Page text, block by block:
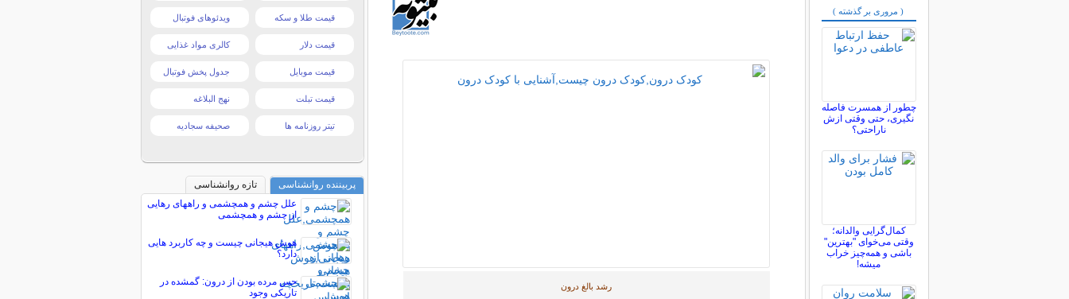
رشد بالغ درون
( مروری بر گذشته )
چطور از همسرت فاصله
نگيری، حتی وقتی ازش
ناراحتی؟
کمال‌گرایی والدانه؛
وقتی می‌خوای "بهترین"
باشی و همه‌چیز خراب
میشه!
قیمت طلا و سکه ویدئوهای فوتبال
قیمت دلار کالری مواد غذایی
قیمت موبایل جدول پخش فوتبال
قیمت تبلت نهج البلاغه
تیتر روزنامه ها صحیفه سجادیه
پربیننده روانشناسی
تازه روانشناسی
علل چشم و همچشمی و راههای رهایی
از چشم و همچشمی
هوش هیجانی چیست و چه کاربرد هایی
دارد؟
حس مرده بودن از درون: گمشده در
تاریکی وجود